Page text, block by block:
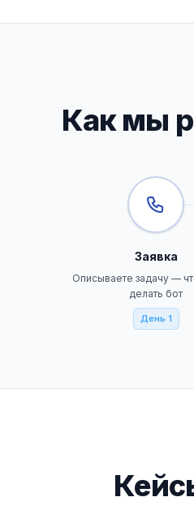
Как мы
Заявка
Описываете задачу —
делать бот
День 1